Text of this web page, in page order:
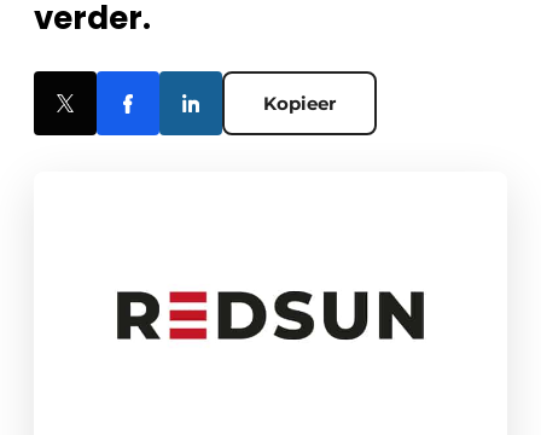
verder.
Kopieer